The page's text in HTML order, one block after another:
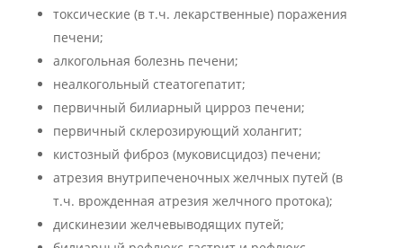
токсические (в т.ч. лекарственные) поражения
печени;
алкогольная болезнь печени;
неалкогольный стеатогепатит;
первичный билиарный цирроз печени;
первичный склерозирующий холангит;
кистозный фиброз (муковисцидоз) печени;
атрезия внутрипеченочных желчных путей (в
т.ч. врожденная атрезия желчного протока);
дискинезии желчевыводящих путей;